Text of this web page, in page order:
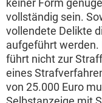
keiner Form
vollständig sein.
vollendete Delikte
aufgeführt werden.
führt nicht zur
eines
von 25.000 Euro